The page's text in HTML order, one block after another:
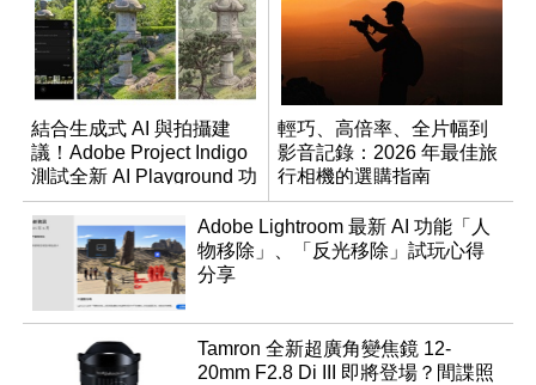
結合生成式 AI 與拍攝建
議！Adobe Project Indigo
測試全新 AI Playground 功
能
輕巧、高倍率、全片幅到
影音記錄：2026 年最佳旅
行相機的選購指南
Adobe Lightroom 最新 AI 功能「人
物移除」、「反光移除」試玩心得
分享
Tamron 全新超廣角變焦鏡 12-
20mm F2.8 Di III 即將登場？間諜照